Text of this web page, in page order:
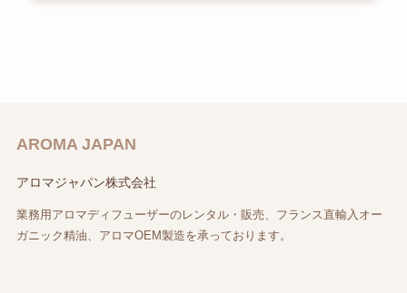
AROMA JAPAN
アロマジャパン株式会社
業務用アロマディフューザーのレンタル・販売、フランス直輸入オー
ガニック精油、アロマOEM製造を承っております。